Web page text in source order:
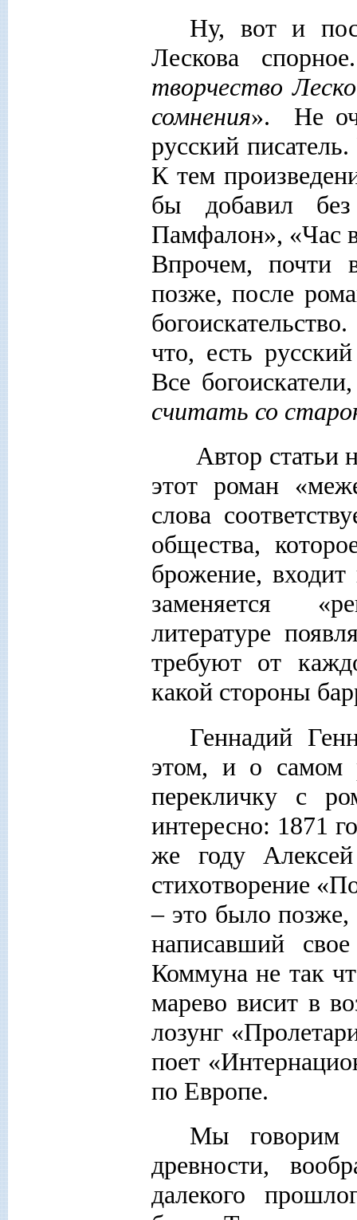
Ну, вот и
Лескова
творчество
сомнения». Не
русский
К тем
бы добавил
Памфалон», «Час
Впрочем, почти
позже, после
что, есть
Все
считать со
Автор статьи
этот роман
слова
общества,
брожение,
заменяется
литературе
требуют от
какой стороны
Геннадий
этом, и о самом
перекличку с
интересно: 1871
же году
стихотворение
– это было
написавший
Коммуна не так
марево висит в
лозунг
поет
по Европе.
Мы говорим
древности,
далекого